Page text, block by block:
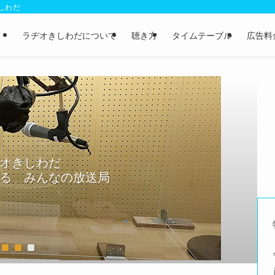
わだ
ラヂオきしわだについて 聴き方 タイムテーブル 広告
きしわだ
みんなの放送局